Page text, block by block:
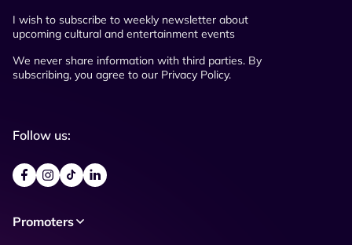
I wish to subscribe to weekly newsletter about
upcoming cultural and entertainment events
We never share information with third parties. By
subscribing, you agree to our Privacy Policy.
Follow us:
Promoters